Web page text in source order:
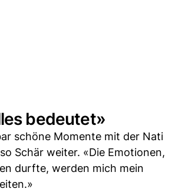
bedeutet»
schöne Momente mit der Nati
Schär weiter. «Die Emotionen,
durfte, werden mich mein